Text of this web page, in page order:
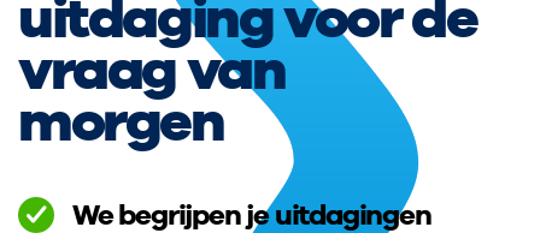
uitdaging voor de
vraag van
morgen
We begrijpen je uitdagingen